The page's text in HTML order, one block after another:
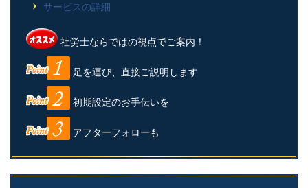
サービスの詳細
社労士ならではの視点でご案内！
足を運び、直接ご説明します
初期設定のお手伝いを
アフターフォローも